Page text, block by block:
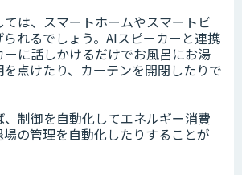
は、スマートホームやスマートビ
れるでしょう。AIスピーカーと連携
に話しかけるだけでお風呂にお湯
点けたり、カーテンを開閉したりで
制御を自動化してエネルギー消費
の管理を自動化したりすることが